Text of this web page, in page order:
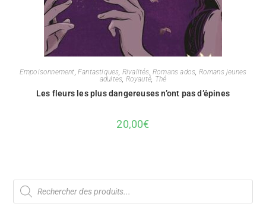
Empoisonnement Fantastiques Rivalités ,Romans ados Romans jeunes
adultes Royauté Thé
Les fleurs les plus dangereuses n’ont pas d’épines
20,00€